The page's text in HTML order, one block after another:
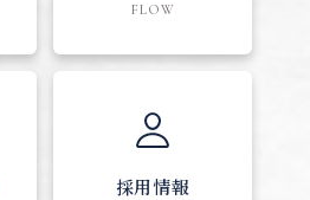
FLOW
採用情報